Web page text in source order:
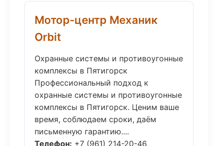
Мотор-центр Механик
Orbit
Охранные системы и противоугонные
комплексы в Пятигорск
Профессиональный подход к
охранные системы и противоугонные
комплексы в Пятигорск. Ценим ваше
время, соблюдаем сроки, даём
письменную гарантию....
Телефон: +7 (961) 214-20-46